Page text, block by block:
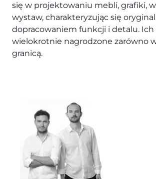
się w projektowaniu mebli, grafiki,
wystaw, charakteryzując się
dopracowaniem funkcji i detalu. Ich
wielokrotnie nagrodzone zarówno
granicą.